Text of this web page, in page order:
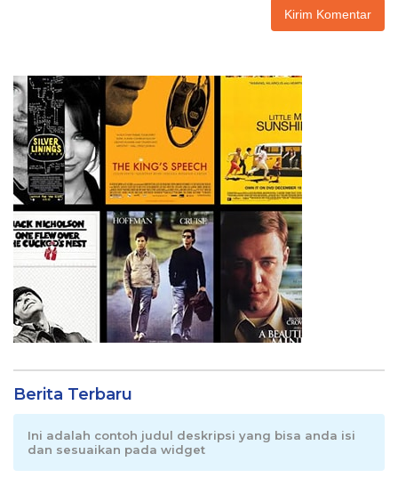
Berita Terbaru
Ini adalah contoh judul deskripsi yang bisa anda isi
dan sesuaikan pada widget